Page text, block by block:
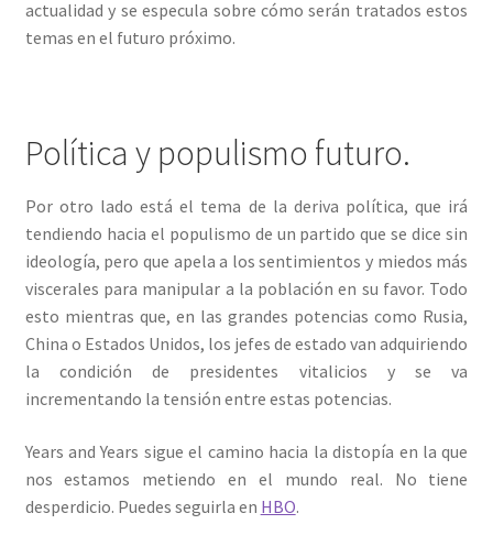
actualidad y se especula sobre cómo serán tratados estos
temas en el futuro próximo.
Política y populismo futuro.
Por otro lado está el tema de la deriva política, que irá
tendiendo hacia el populismo de un partido que se dice sin
ideología, pero que apela a los sentimientos y miedos más
viscerales para manipular a la población en su favor. Todo
esto mientras que, en las grandes potencias como Rusia,
China o Estados Unidos, los jefes de estado van adquiriendo
la condición de presidentes vitalicios y se va
incrementando la tensión entre estas potencias.
Years and Years sigue el camino hacia la distopía en la que
nos estamos metiendo en el mundo real. No tiene
desperdicio. Puedes seguirla en HBO.